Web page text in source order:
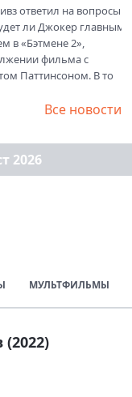
ответил на вопросы о
ли Джокер главным
в «Бэтмене 2»,
фильма c
Паттинсоном. В то
Все новости
2026
МУЛЬТФИЛЬМЫ